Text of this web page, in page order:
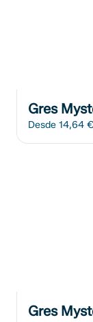
Gres
Desde 14,64
Gres